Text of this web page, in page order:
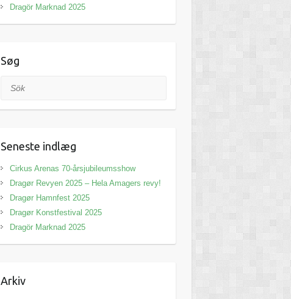
Dragör Marknad 2025
Søg
Sök
Seneste indlæg
Cirkus Arenas 70-årsjubileumsshow
Dragør Revyen 2025 – Hela Amagers revy!
Dragør Hamnfest 2025
Dragør Konstfestival 2025
Dragör Marknad 2025
Arkiv